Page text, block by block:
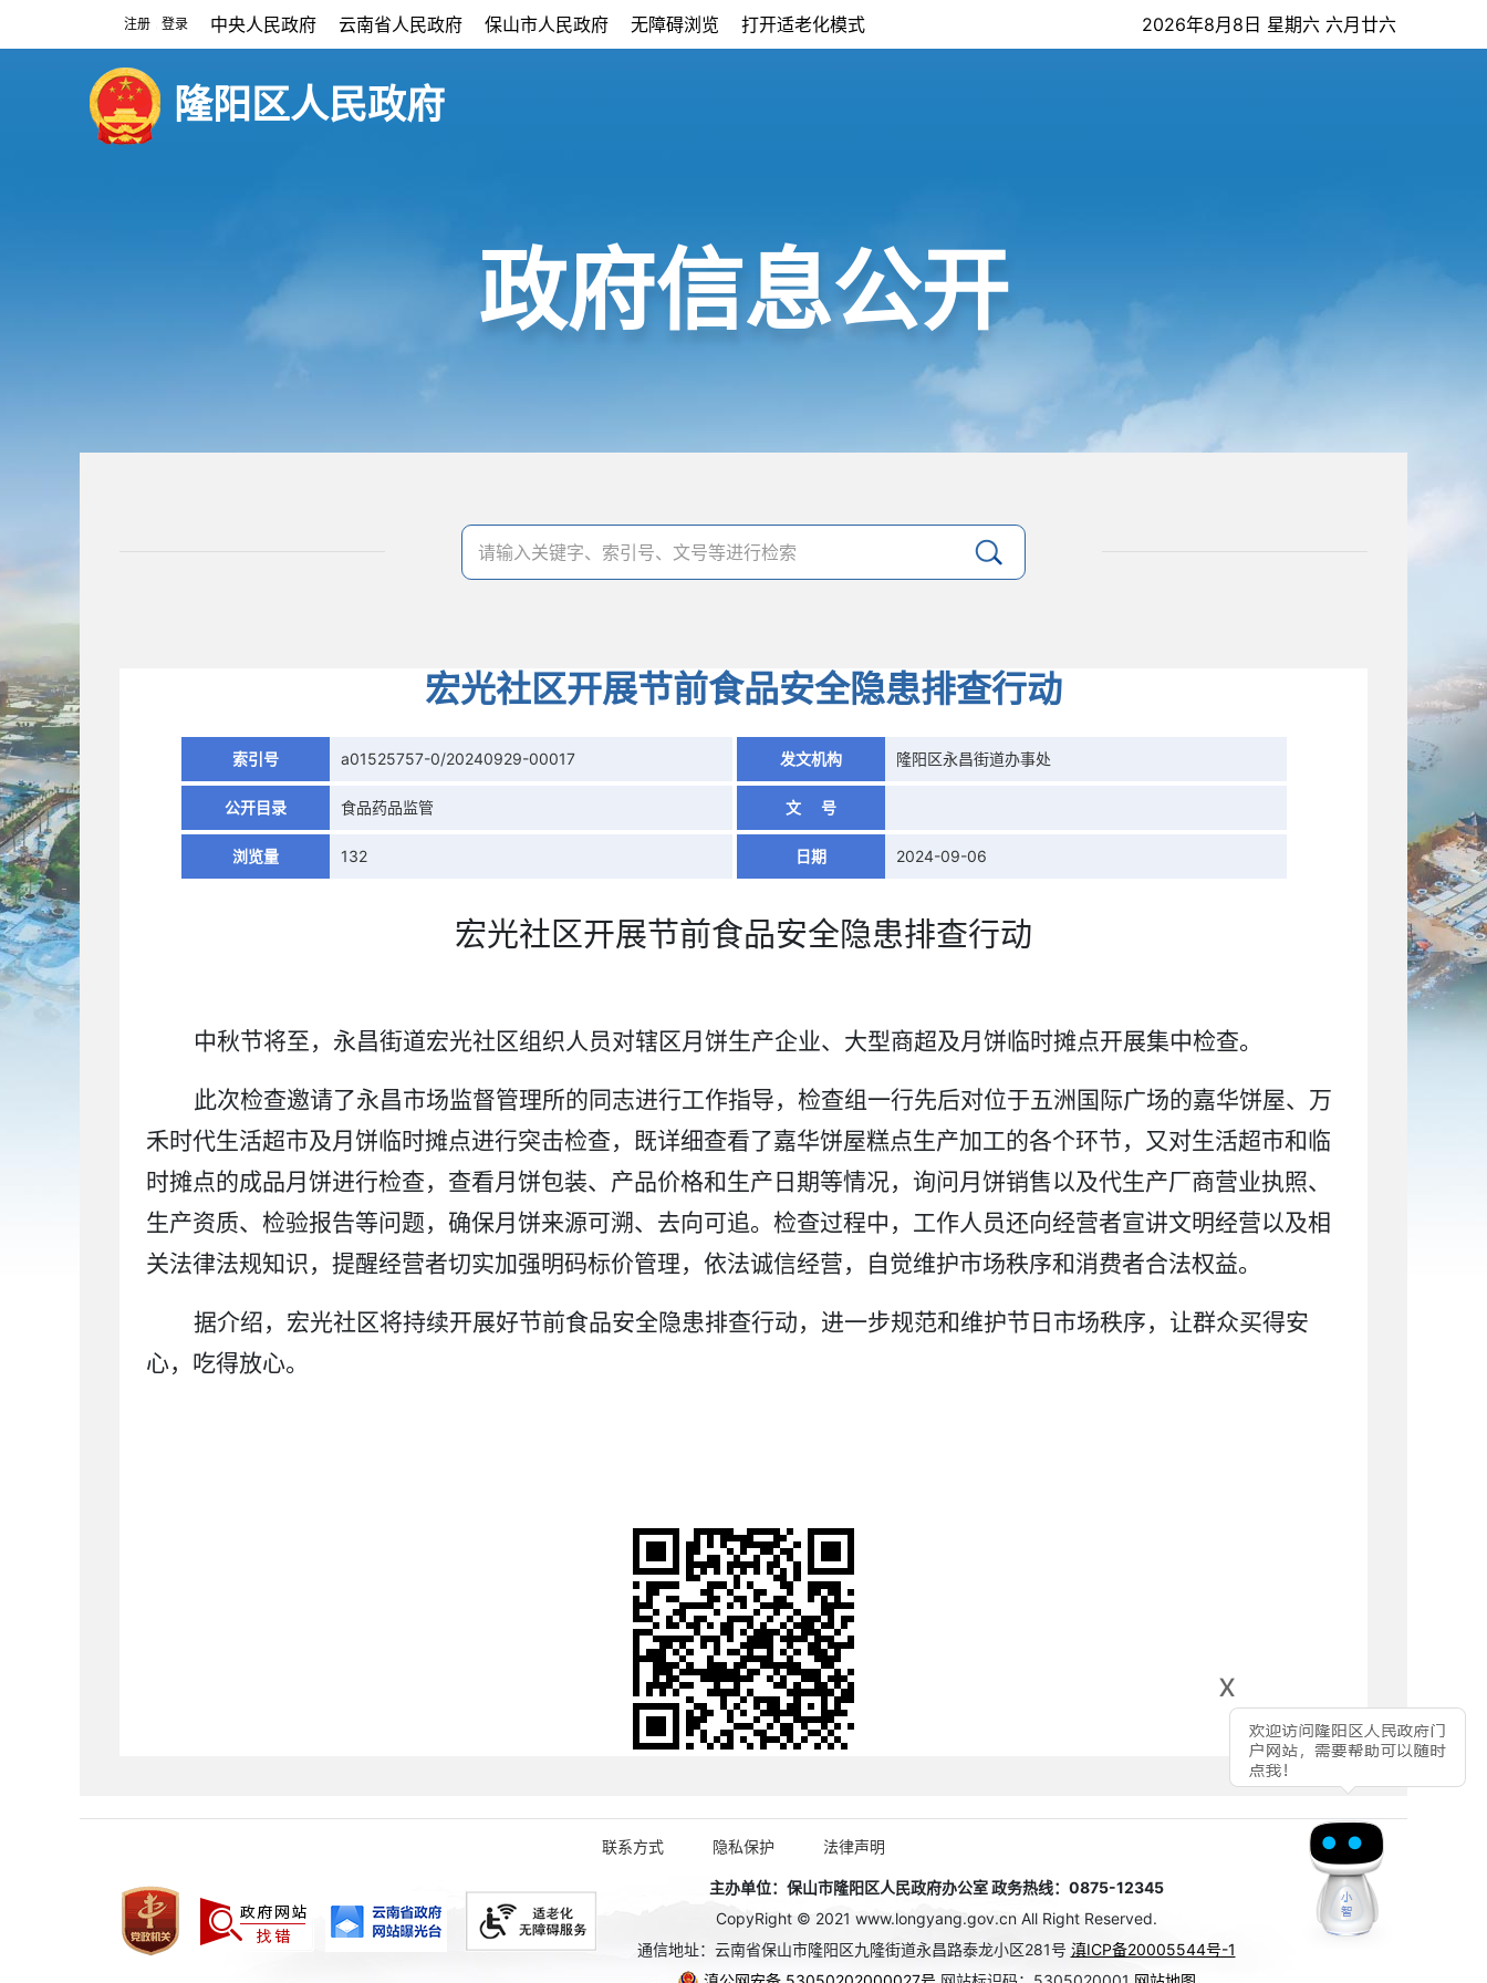
注册 登录
x
中央人民政府 云南省人民政府 保山市人民政府 无障碍浏览 打开适老化模式 2026年8月8日 星期六 六月廿六
隆阳区人民政府
政府信息公开
宏光社区开展节前食品安全隐患排查行动
索引号 a01525757-0/20240929-00017 发文机构 隆阳区永昌街道办事处
公开目录 食品药品监管 文 号
浏览量 132 日期 2024-09-06
宏光社区开展节前食品安全隐患排查行动
中秋节将至，永昌街道宏光社区组织人员对辖区月饼生产企业、大型商超及月饼临时摊点开展集中检查。
此次检查邀请了永昌市场监督管理所的同志进行工作指导，检查组一行先后对位于五洲国际广场的嘉华饼屋、万
禾时代生活超市及月饼临时摊点进行突击检查，既详细查看了嘉华饼屋糕点生产加工的各个环节，又对生活超市和临
时摊点的成品月饼进行检查，查看月饼包装、产品价格和生产日期等情况，询问月饼销售以及代生产厂商营业执照、
生产资质、检验报告等问题，确保月饼来源可溯、去向可追。检查过程中，工作人员还向经营者宣讲文明经营以及相
关法律法规知识，提醒经营者切实加强明码标价管理，依法诚信经营，自觉维护市场秩序和消费者合法权益。
据介绍，宏光社区将持续开展好节前食品安全隐患排查行动，进一步规范和维护节日市场秩序，让群众买得安
心，吃得放心。
联系方式 隐私保护 法律声明
主办单位：保山市隆阳区人民政府办公室 政务热线：0875-12345
CopyRight © 2021 www.longyang.gov.cn All Right Reserved.
通信地址：云南省保山市隆阳区九隆街道永昌路泰龙小区281号 滇ICP备20005544号-1